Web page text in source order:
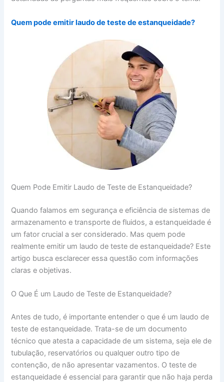
Quem pode emitir laudo de teste de estanqueidade?
Quem Pode Emitir Laudo de Teste de Estanqueidade?
Quando falamos em segurança e eficiência de sistemas de
armazenamento e transporte de fluidos, a estanqueidade é
um fator crucial a ser considerado. Mas quem pode
realmente emitir um laudo de teste de estanqueidade? Este
artigo busca esclarecer essa questão com informações
claras e objetivas.
O Que É um Laudo de Teste de Estanqueidade?
Antes de tudo, é importante entender o que é um laudo de
teste de estanqueidade. Trata-se de um documento
técnico que atesta a capacidade de um sistema, seja ele de
tubulação, reservatórios ou qualquer outro tipo de
contenção, de não apresentar vazamentos. O teste de
estanqueidade é essencial para garantir que não haja perda